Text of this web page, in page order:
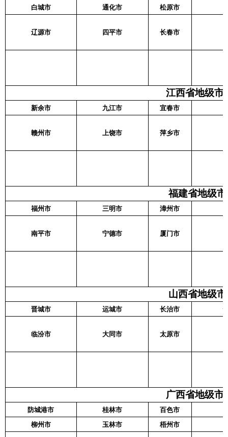
白城市 通化市 松原市
辽源市 四平市 长春市
江西省地级市
新余市 九江市 宜春市
赣州市 上饶市 萍乡市
福建省地级
福州市 三明市 漳州市
南平市 宁德市 厦门市
山西省地级
晋城市 运城市 长治市
临汾市 大同市 太原市
广西省地级市
防城港市 桂林市 百色市
柳州市
玉林市 梧州市